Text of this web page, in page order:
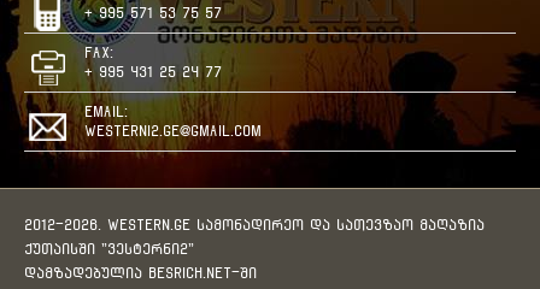
+ 995 571 53 75 57
Fax:
+ 995 431 25 24 77
Email:
westerni2.ge@gmail.com
2012-2026. WESTERN.GE სამონადირეო და სათევზაო მაღაზია
ქუთაისში "ვესტერნი2"
დამზადებულია BESRICH.Net-ში